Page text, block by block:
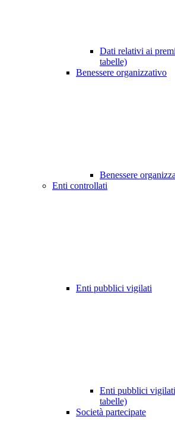
Dati relativi ai
tabelle)
Benessere organizzativo
Benessere
Enti controllati
Enti pubblici vigilati
Enti pubblici
tabelle)
Società partecipate